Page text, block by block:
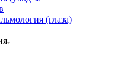
(глаза)